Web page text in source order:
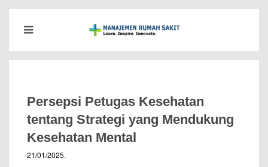
Persepsi Petugas Kesehatan
tentang Strategi yang Mendukung
Kesehatan Mental
21/01/2025.